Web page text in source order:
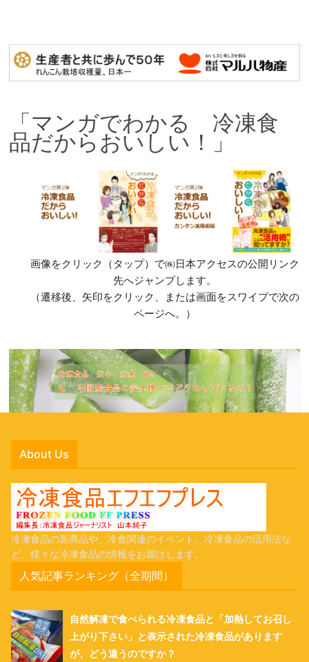
「マンガでわかる 冷凍食
品だからおいしい！」
画像をクリック（タップ）で㈱日本アクセスの公開リンク
先へジャンプします。
（遷移後、矢印をクリック、または画面をスワイプで次の
ページへ。）
About Us
冷凍食品の新商品や、冷食関連のイベント、冷凍食品の活用法な
ど、様々な冷凍食品の情報をお届けします。
人気記事ランキング（全期間）
自然解凍で食べられる冷凍食品と「加熱してお召し
上がり下さい」と表示された冷凍食品があります
が、どう違うのですか？